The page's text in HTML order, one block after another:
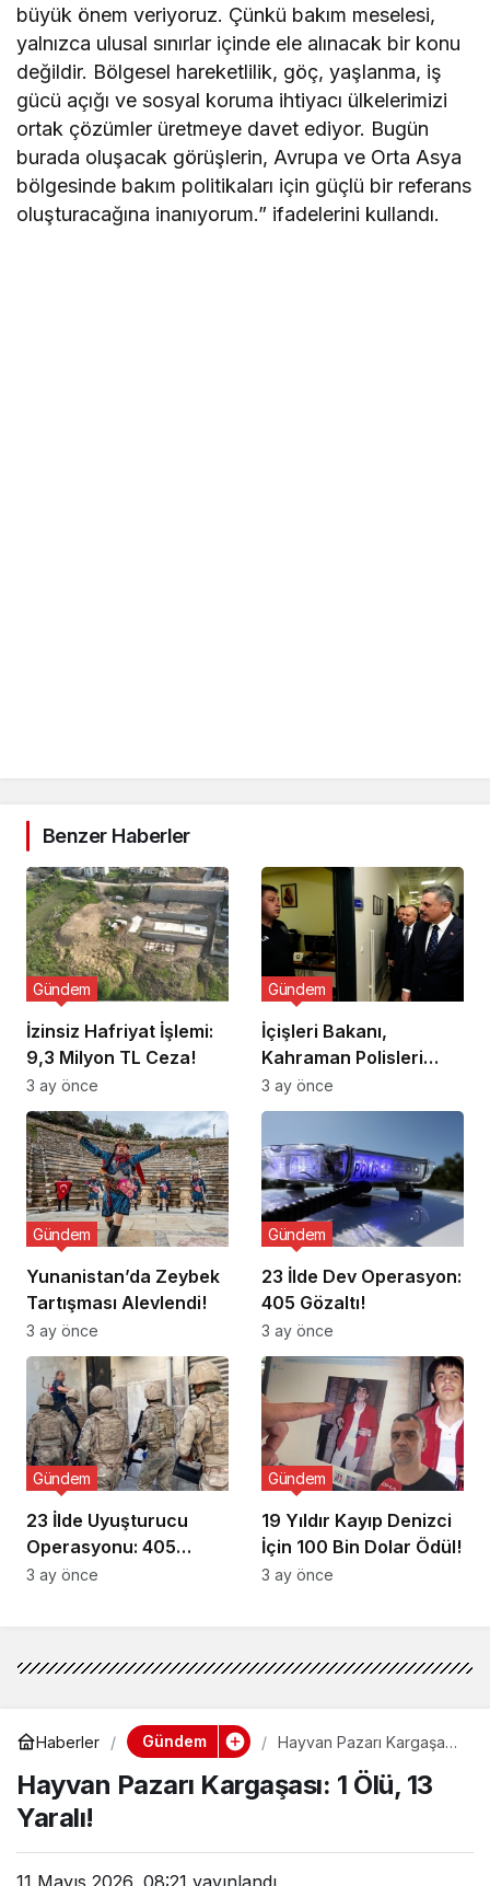
büyük önem veriyoruz. Çünkü bakım meselesi,
yalnızca ulusal sınırlar içinde ele alınacak bir konu
değildir. Bölgesel hareketlilik, göç, yaşlanma, iş
gücü açığı ve sosyal koruma ihtiyacı ülkelerimizi
ortak çözümler üretmeye davet ediyor. Bugün
burada oluşacak görüşlerin, Avrupa ve Orta Asya
bölgesinde bakım politikaları için güçlü bir referans
oluşturacağına inanıyorum.” ifadelerini kullandı.
Benzer Haberler
İzinsiz Hafriyat İşlemi:
9,3 Milyon TL Ceza!
Gündem
3 ay önce
İçişleri Bakanı,
Kahraman Polisleri
Ziyaret Etti
Gündem
3 ay önce
Yunanistan’da Zeybek
Tartışması Alevlendi!
Gündem
3 ay önce
23 İlde Dev Operasyon:
405 Gözaltı!
Gündem
3 ay önce
23 İlde Uyuşturucu
Operasyonu: 405
Gözaltı!
Gündem
3 ay önce
19 Yıldır Kayıp Denizci
İçin 100 Bin Dolar Ödül!
Gündem
3 ay önce
Haberler Gündem
Hayvan Pazarı Kargaşası:
Hayvan Pazarı Kargaşası: 1 Ölü, 13
Yaralı!